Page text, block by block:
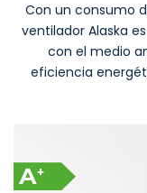
Con un consumo
ventilador Alaska
con el medio
eficiencia